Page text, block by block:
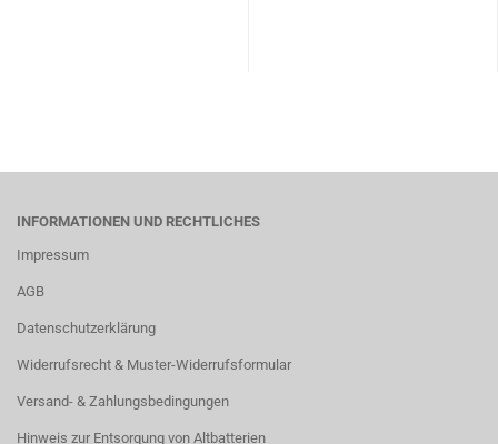
INFORMATIONEN UND RECHTLICHES
Impressum
AGB
Datenschutzerklärung
Widerrufsrecht & Muster-Widerrufsformular
Versand- & Zahlungsbedingungen
Hinweis zur Entsorgung von Altbatterien